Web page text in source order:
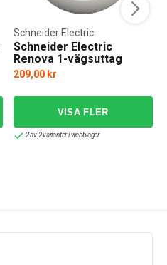
Schneider Electric
Renova 1-vägsuttag
Jordat BP
Schneider Electric
209,00 kr
2 av 2 varianter i webblager